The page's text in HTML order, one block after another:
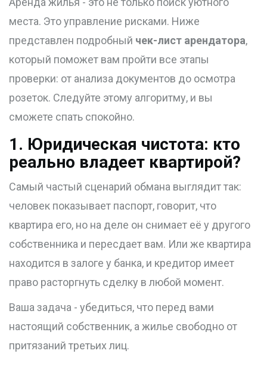
места. Это управление рисками. Ниже
представлен подробный чек-лист арендатора,
который поможет вам пройти все этапы
проверки: от анализа документов до осмотра
розеток. Следуйте этому алгоритму, и вы
сможете спать спокойно.
1. Юридическая чистота: кто
реально владеет квартирой?
Самый частый сценарий обмана выглядит так:
человек показывает паспорт, говорит, что
квартира его, но на деле он снимает её у другого
собственника и пересдает вам. Или же квартира
находится в залоге у банка, и кредитор имеет
право расторгнуть сделку в любой момент.
Ваша задача - убедиться, что перед вами
настоящий собственник, а жилье свободно от
притязаний третьих лиц.